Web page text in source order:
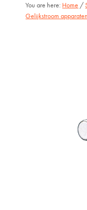
You are here: Home /
Gelijkstroom apparaten